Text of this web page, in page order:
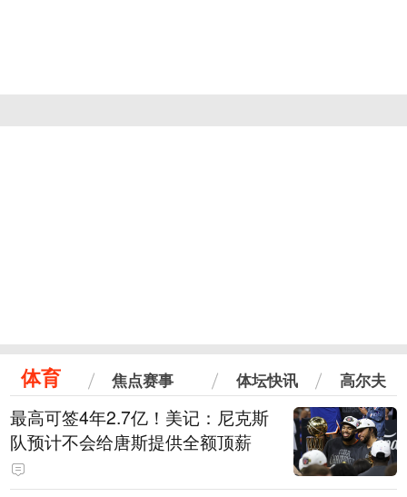
体育 焦点赛事 体坛快讯 高尔夫
最高可签4年2.7亿！美记：尼克斯
队预计不会给唐斯提供全额顶薪